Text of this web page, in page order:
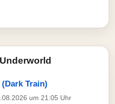
Train)
um 21:05 Uhr